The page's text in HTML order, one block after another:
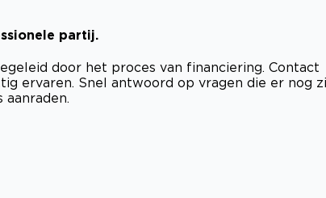
partij.
door het proces van financiering. Contact
ervaren. Snel antwoord op vragen die er nog